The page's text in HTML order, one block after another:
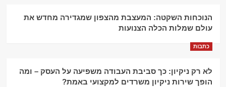
הנוכחות השקטה: המעצבת מהצפון שמגדירה מחדש את
עולם שמלות הכלה הצנועות
כתבות
לא רק ניקיון: כך סביבת העבודה משפיעה על העסק – ומה
הופך שירות ניקיון משרדים למקצועי באמת?